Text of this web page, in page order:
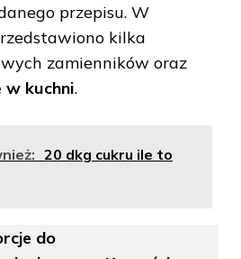
przepisu. W
kilka
zamienników oraz
w kuchni.
20 dkg cukru ile to
do